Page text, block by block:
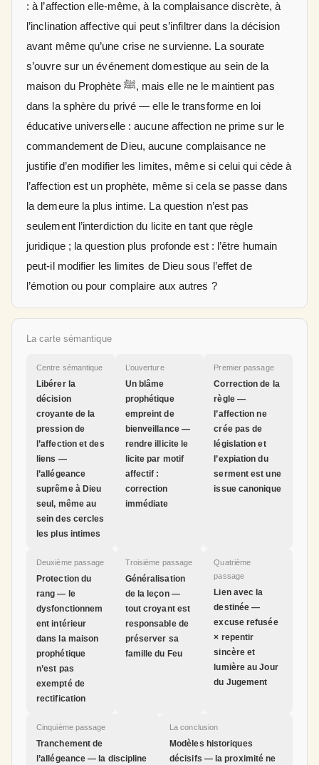
: à l’affection elle-même, à la complaisance discrète, à
l’inclination affective qui peut s’infiltrer dans la décision
avant même qu’une crise ne survienne. La sourate
s’ouvre sur un événement domestique au sein de la
maison du Prophète ﷺ, mais elle ne le maintient pas
dans la sphère du privé — elle le transforme en loi
éducative universelle : aucune affection ne prime sur le
commandement de Dieu, aucune complaisance ne
justifie d’en modifier les limites, même si celui qui cède à
l’affection est un prophète, même si cela se passe dans
la demeure la plus intime. La question n’est pas
seulement l’interdiction du licite en tant que règle
juridique ; la question plus profonde est : l’être humain
peut-il modifier les limites de Dieu sous l’effet de
l’émotion ou pour complaire aux autres ?
La carte sémantique
Centre sémantique
Libérer la
décision
croyante de la
pression de
l’affection et des
liens —
l’allégeance
suprême à Dieu
seul, même au
sein des cercles
les plus intimes
L’ouverture
Un blâme
prophétique
empreint de
bienveillance —
rendre illicite le
licite par motif
affectif :
correction
immédiate
Premier passage
Correction de la
règle —
l’affection ne
crée pas de
législation et
l’expiation du
serment est une
issue canonique
Deuxième passage
Protection du
rang — le
dysfonctionnem
ent intérieur
dans la maison
prophétique
n’est pas
exempté de
rectification
Troisième passage
Généralisation
de la leçon —
tout croyant est
responsable de
préserver sa
famille du Feu
Quatrième
passage
Lien avec la
destinée —
excuse refusée
× repentir
sincère et
lumière au Jour
du Jugement
Cinquième passage
Tranchement de
l’allégeance — la discipline
La conclusion
Modèles historiques
décisifs — la proximité ne